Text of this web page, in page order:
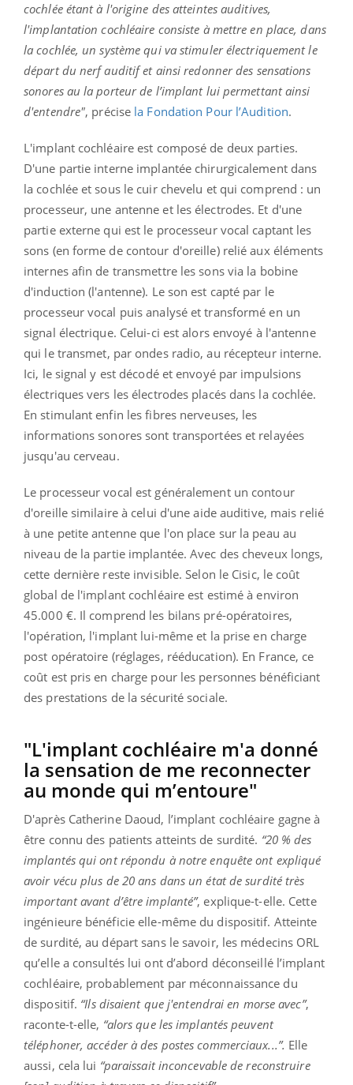
cochlée étant à l'origine des atteintes auditives,
l'implantation cochléaire consiste à mettre en place, dans
la cochlée, un système qui va stimuler électriquement le
départ du nerf auditif et ainsi redonner des sensations
sonores au la porteur de l’implant lui permettant ainsi
d'entendre", précise la Fondation Pour l’Audition.
L'implant cochléaire est composé de deux parties.
D'une partie interne implantée chirurgicalement dans
la cochlée et sous le cuir chevelu et qui comprend : un
processeur, une antenne et les électrodes. Et d'une
partie externe qui est le processeur vocal captant les
sons (en forme de contour d'oreille) relié aux éléments
internes afin de transmettre les sons via la bobine
d'induction (l'antenne). Le son est capté par le
processeur vocal puis analysé et transformé en un
signal électrique. Celui-ci est alors envoyé à l'antenne
qui le transmet, par ondes radio, au récepteur interne.
Ici, le signal y est décodé et envoyé par impulsions
électriques vers les électrodes placés dans la cochlée.
En stimulant enfin les fibres nerveuses, les
informations sonores sont transportées et relayées
jusqu'au cerveau.
Le processeur vocal est généralement un contour
d'oreille similaire à celui d'une aide auditive, mais relié
à une petite antenne que l'on place sur la peau au
niveau de la partie implantée. Avec des cheveux longs,
cette dernière reste invisible. Selon le Cisic, le coût
global de l'implant cochléaire est estimé à environ
45.000 €. Il comprend les bilans pré-opératoires,
l'opération, l'implant lui-même et la prise en charge
post opératoire (réglages, rééducation). En France, ce
coût est pris en charge pour les personnes bénéficiant
des prestations de la sécurité sociale.
"L'implant cochléaire m'a donné
la sensation de me reconnecter
au monde qui m’entoure"
D'après Catherine Daoud, l’implant cochléaire gagne à
être connu des patients atteints de surdité. “20 % des
implantés qui ont répondu à notre enquête ont expliqué
avoir vécu plus de 20 ans dans un état de surdité très
important avant d’être implanté”, explique-t-elle. Cette
ingénieure bénéficie elle-même du dispositif. Atteinte
de surdité, au départ sans le savoir, les médecins ORL
qu’elle a consultés lui ont d’abord déconseillé l’implant
cochléaire, probablement par méconnaissance du
dispositif. “Ils disaient que j'entendrai en morse avec”,
raconte-t-elle, “alors que les implantés peuvent
téléphoner, accéder à des postes commerciaux...”. Elle
aussi, cela lui “paraissait inconcevable de reconstruire